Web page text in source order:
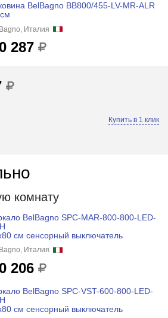
BelBagno BB800/455-LV-MR-ALR
Италия
287
Купить в 1 клик
комнату
BelBagno SPC-MAR-800-800-LED-
см сенсорный выключатель
Италия
206
BelBagno SPC-VST-600-800-LED-
см сенсорный выключатель